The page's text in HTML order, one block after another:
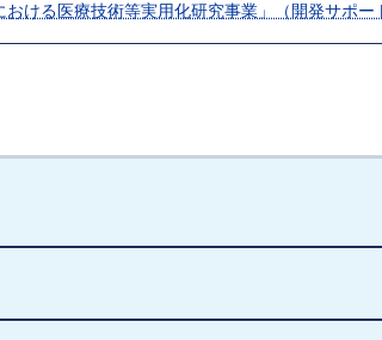
おける医療技術等実用化研究事業」（開発サポ